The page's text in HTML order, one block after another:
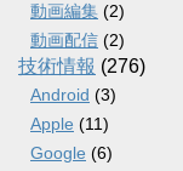
動画編集 (2)
動画配信 (2)
技術情報 (276)
Android (3)
Apple (11)
Google (6)